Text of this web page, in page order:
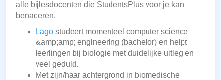
alle bijlesdocenten die StudentsPlus voor je kan
benaderen.
Lago studeert momenteel computer science
&amp;amp; engineering (bachelor) en helpt
leerlingen bij biologie met duidelijke uitleg en
veel geduld.
Met zijn/haar achtergrond in biomedische